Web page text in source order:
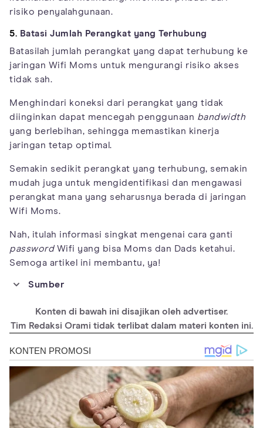
risiko penyalahgunaan.
5. Batasi Jumlah Perangkat yang Terhubung
Batasilah jumlah perangkat yang dapat terhubung ke
jaringan Wifi Moms untuk mengurangi risiko akses
tidak sah.
Menghindari koneksi dari perangkat yang tidak
diinginkan dapat mencegah penggunaan bandwidth
yang berlebihan, sehingga memastikan kinerja
jaringan tetap optimal.
Semakin sedikit perangkat yang terhubung, semakin
mudah juga untuk mengidentifikasi dan mengawasi
perangkat mana yang seharusnya berada di jaringan
Wifi Moms.
Nah, itulah informasi singkat mengenai cara ganti
passwordWifi yang bisa Moms dan Dads ketahui.
Semoga artikel ini membantu, ya!
Sumber
https://www.firstmedia.com/article/blog/cara-mengganti-
password-wifi-first-media
bagaimana-cara-ganti-password-wifi
Konten di bawah ini disajikan oleh advertiser.
Tim Redaksi Orami tidak terlibat dalam materi konten ini.